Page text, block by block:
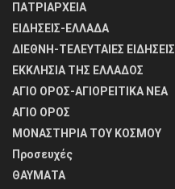
ΠΑΤΡΙΑΡΧΕΙΑ
ΕΙΔΗΣΕΙΣ-ΕΛΛΑΔΑ
ΔΙΕΘΝΗ-ΤΕΛΕΥΤΑΙΕΣ ΕΙΔΗΣΕΙΣ
ΕΚΚΛΗΣΙΑ ΤΗΣ ΕΛΛΑΔΟΣ
ΑΓΙΟ ΟΡΟΣ-ΑΓΙΟΡΕΙΤΙΚΑ ΝΕΑ
ΑΓΙΟ ΟΡΟΣ
ΜΟΝΑΣΤΗΡΙΑ ΤΟΥ ΚΟΣΜΟΥ
Προσευχές
ΘΑΥΜΑΤΑ